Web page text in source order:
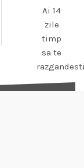
Ai 14
zile
timp
sa te